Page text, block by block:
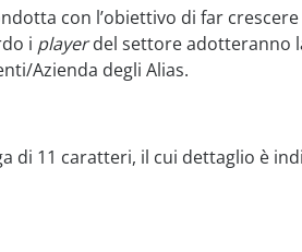
con l’obiettivo di far
i playerdel settore adotteranno
Azienda degli Alias.
11 caratteri, il cui dettaglio è